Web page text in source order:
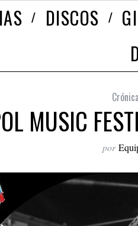
DISCOS
MUSIC
por